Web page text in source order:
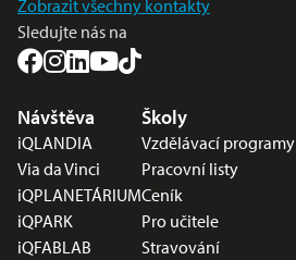
Zobrazit všechny kontakty
Sledujte nás na
Nabídka v zápatí
Návštěva
iQLANDIA
Via da Vinci
iQPLANETÁRIUM
iQPARK
iQFABLAB
Školy
Vzdělávací programy
Pracovní listy
Ceník
Pro učitele
Stravování